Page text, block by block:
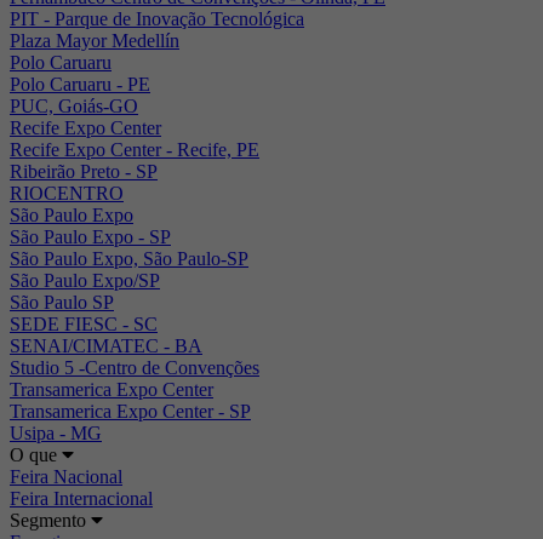
PIT - Parque de Inovação Tecnológica
Plaza Mayor Medellín
Polo Caruaru
Polo Caruaru - PE
PUC, Goiás-GO
Recife Expo Center
Recife Expo Center - Recife, PE
Ribeirão Preto - SP
RIOCENTRO
São Paulo Expo
São Paulo Expo - SP
São Paulo Expo, São Paulo-SP
São Paulo Expo/SP
São Paulo SP
SEDE FIESC - SC
SENAI/CIMATEC - BA
Studio 5 -Centro de Convenções
Transamerica Expo Center
Transamerica Expo Center - SP
Usipa - MG
O que
Feira Nacional
Feira Internacional
Segmento